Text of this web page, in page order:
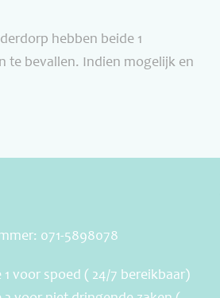
hebben beide 1
te bevallen. Indien mogelijk en
071-5898078
1 voor spoed ( 24/7 bereikbaar)